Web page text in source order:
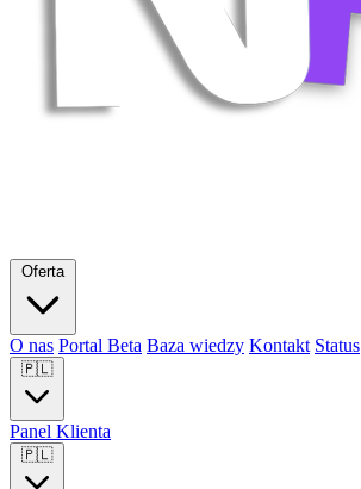
Oferta
O nas Portal Beta Baza wiedzy Kontakt Status
🇵🇱
Panel Klienta
🇵🇱